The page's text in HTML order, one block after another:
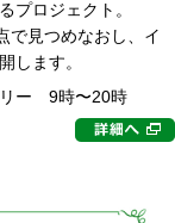
プロジェクト。
で見つめなおし、イ
します。
ー 9時〜20時